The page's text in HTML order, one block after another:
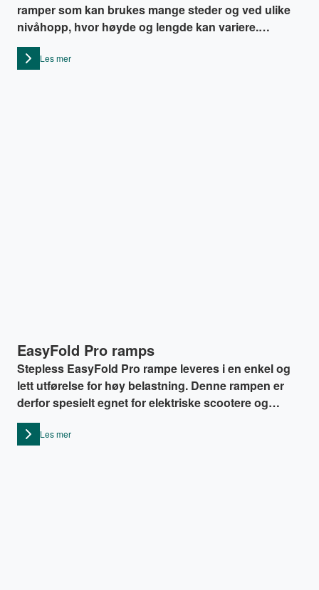
ramper som kan brukes mange steder og ved ulike
nivåhopp, hvor høyde og lengde kan variere.
Kombinasjonen av en sammenleggbar og
lengdejusterbar rampe gir ekstra fleksibilitet i forhold
Les mer
EasyFold Pro ramps
Stepless EasyFold Pro rampe leveres i en enkel og
lett utførelse for høy belastning. Denne rampen er
derfor spesielt egnet for elektriske scootere og
elektriske rullestoler samt for barnevogner og
rollatorbrukere.
Les mer